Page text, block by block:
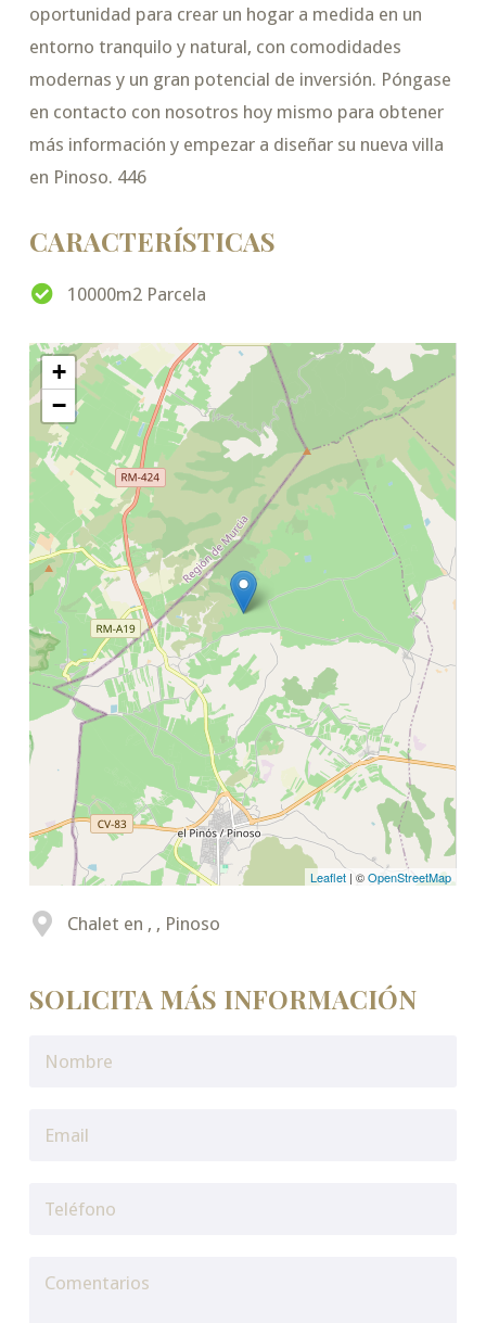
oportunidad para crear un hogar a medida en un
entorno tranquilo y natural, con comodidades
modernas y un gran potencial de inversión. Póngase
en contacto con nosotros hoy mismo para obtener
más información y empezar a diseñar su nueva villa
en Pinoso. 446
CARACTERÍSTICAS
10000m2 Parcela
+
−
Leaflet | ©OpenStreetMap
Chalet en , , Pinoso
SOLICITA MÁS INFORMACIÓN